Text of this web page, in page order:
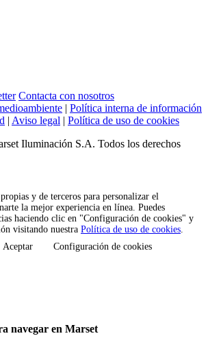
Contacta con nosotros
| Política interna de información
| Aviso legal | Política de uso de cookies
Iluminación S.A. Todos los derechos
y de terceros para personalizar el
la mejor experiencia en línea. Puedes
haciendo clic en "Configuración de cookies" y
visitando nuestra Política de uso de cookies.
Aceptar Configuración de cookies
navegar en Marset